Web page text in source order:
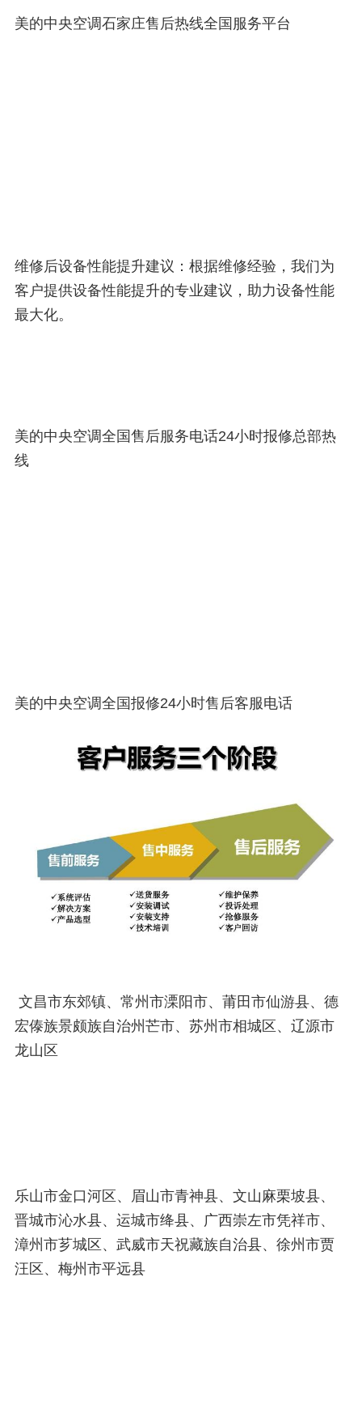
美的中央空调石家庄售后热线全国服务平台
维修后设备性能提升建议：根据维修经验，我们为
客户提供设备性能提升的专业建议，助力设备性能
最大化。
美的中央空调全国售后服务电话24小时报修总部热
线
美的中央空调全国报修24小时售后客服电话
文昌市东郊镇、常州市溧阳市、莆田市仙游县、德
宏傣族景颇族自治州芒市、苏州市相城区、辽源市
龙山区
乐山市金口河区、眉山市青神县、文山麻栗坡县、
晋城市沁水县、运城市绛县、广西崇左市凭祥市、
漳州市芗城区、武威市天祝藏族自治县、徐州市贾
汪区、梅州市平远县